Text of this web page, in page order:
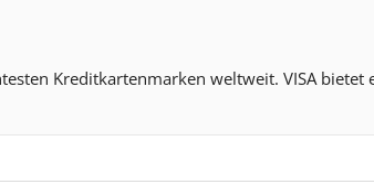
Kreditkartenmarken weltweit. VISA